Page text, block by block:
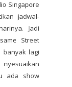
Singapore
jadwal-
Jadi
Street
banyak lagi
ada show